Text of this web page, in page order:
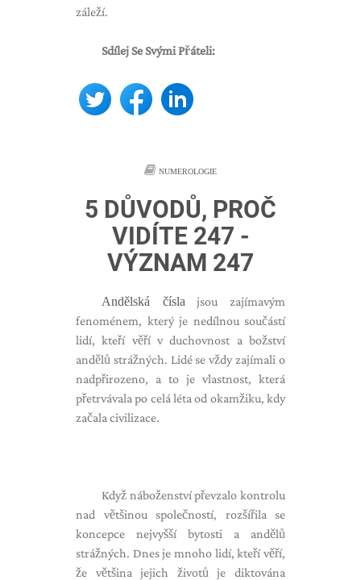
záleží.
Sdílej Se Svými Přáteli:
NUMEROLOGIE
5 DŮVODŮ, PROČ
VIDÍTE 247 -
VÝZNAM 247
Andělská čísla jsou zajímavým
fenoménem, ​​který je nedílnou součástí
lidí, kteří věří v duchovnost a božství
andělů strážných. Lidé se vždy zajímali o
nadpřirozeno, a to je vlastnost, která
přetrvávala po celá léta od okamžiku, kdy
začala civilizace.
Když náboženství převzalo kontrolu
nad většinou společností, rozšířila se
koncepce nejvyšší bytosti a andělů
strážných. Dnes je mnoho lidí, kteří věří,
že většina jejich životů je diktována